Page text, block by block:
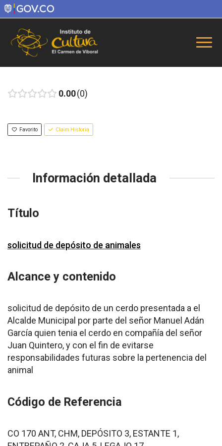
0.00 0
Favorito Claim Historia
Información detallada
Título
solicitud de depósito de animales
Alcance y contenido
solicitud de depósito de un cerdo presentada a el
Alcalde Municipal por parte del señor Manuel Adán
García quien tenia el cerdo en compañía del señor
Juan Quintero, y con el fin de evitarse
responsabilidades futuras sobre la pertenencia del
animal
Código de Referencia
CO 170 ANT, CHM, DEPÓSITO 3, ESTANTE 1,